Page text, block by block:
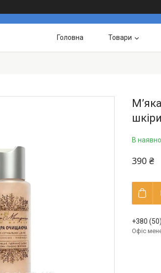
Головна Товари
В
390 ₴
+380
Офіс